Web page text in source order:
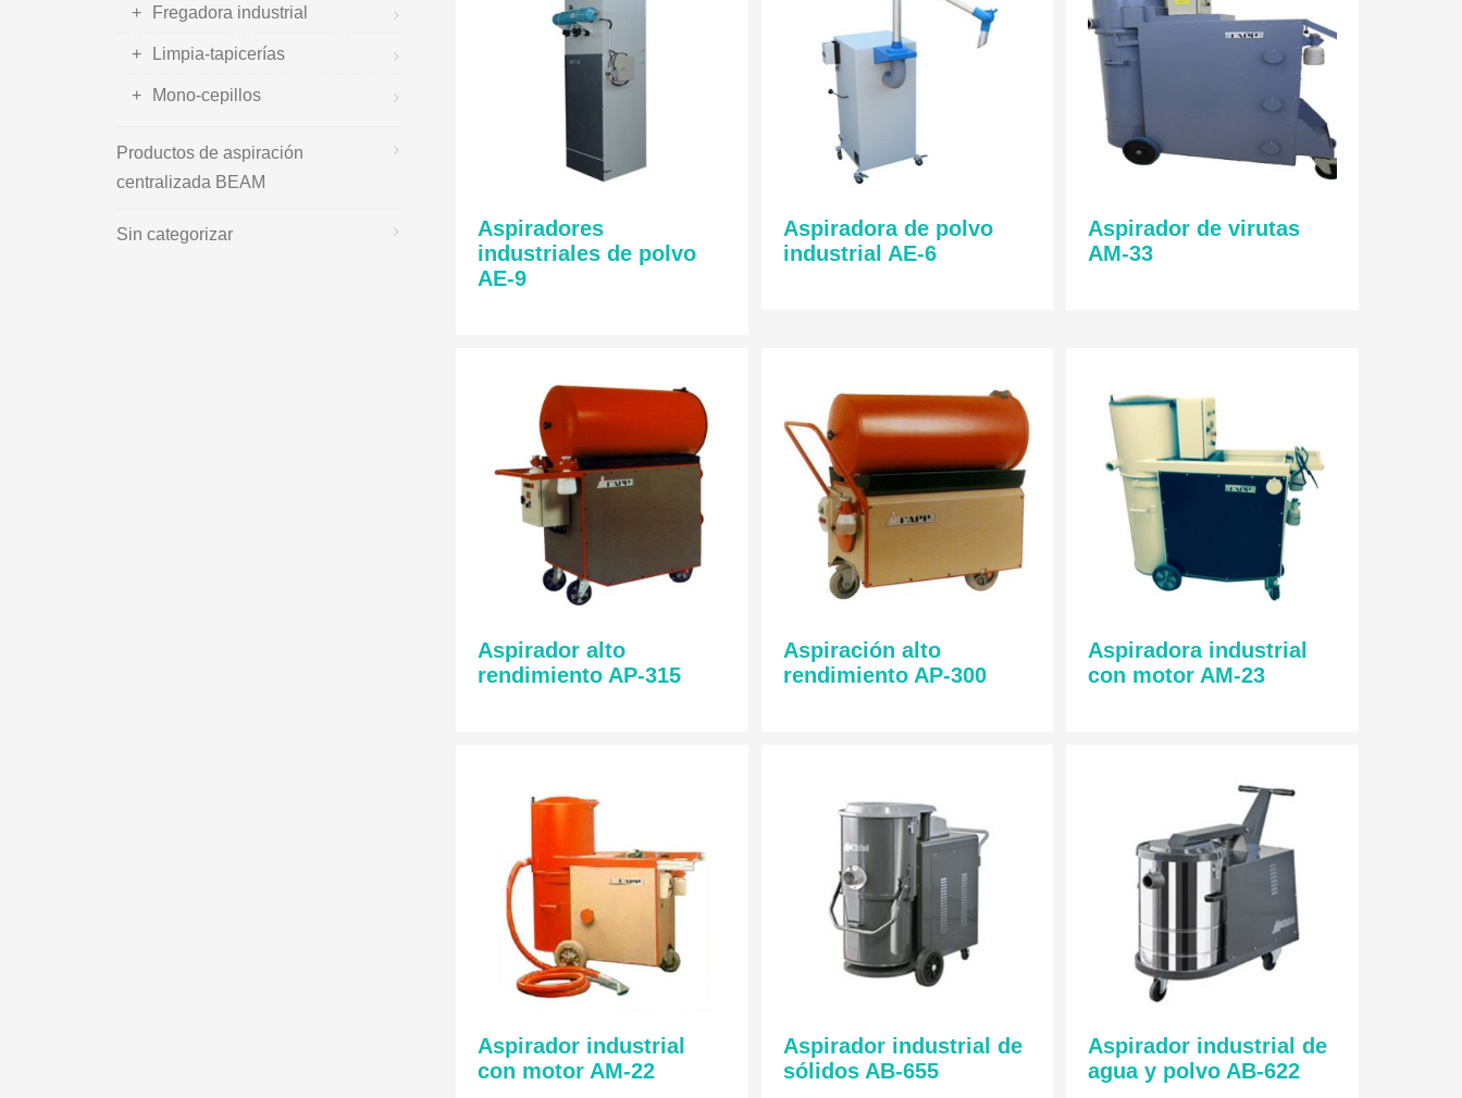
Aspiradores
industriales de polvo
AE-9
Aspiradora de polvo
industrial AE-6
Aspirador de virutas
AM-33
Aspirador alto
rendimiento AP-315
Aspiración alto
rendimiento AP-300
Aspiradora industrial
con motor AM-23
Aspirador industrial
con motor AM-22
Aspirador industrial de
sólidos AB-655
Aspirador industrial de
agua y polvo AB-622
Fregadora industrial
Limpia-tapicerías
Mono-cepillos
Productos de aspiración
centralizada BEAM
Sin categorizar